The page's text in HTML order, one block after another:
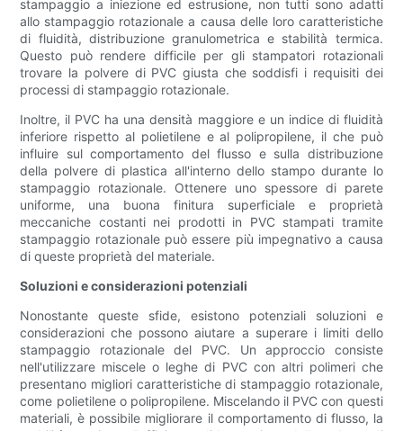
stampaggio a iniezione ed estrusione, non tutti sono adatti
allo stampaggio rotazionale a causa delle loro caratteristiche
di fluidità, distribuzione granulometrica e stabilità termica.
Questo può rendere difficile per gli stampatori rotazionali
trovare la polvere di PVC giusta che soddisfi i requisiti dei
processi di stampaggio rotazionale.
Inoltre, il PVC ha una densità maggiore e un indice di fluidità
inferiore rispetto al polietilene e al polipropilene, il che può
influire sul comportamento del flusso e sulla distribuzione
della polvere di plastica all'interno dello stampo durante lo
stampaggio rotazionale. Ottenere uno spessore di parete
uniforme, una buona finitura superficiale e proprietà
meccaniche costanti nei prodotti in PVC stampati tramite
stampaggio rotazionale può essere più impegnativo a causa
di queste proprietà del materiale.
Soluzioni e considerazioni potenziali
Nonostante queste sfide, esistono potenziali soluzioni e
considerazioni che possono aiutare a superare i limiti dello
stampaggio rotazionale del PVC. Un approccio consiste
nell'utilizzare miscele o leghe di PVC con altri polimeri che
presentano migliori caratteristiche di stampaggio rotazionale,
come polietilene o polipropilene. Miscelando il PVC con questi
materiali, è possibile migliorare il comportamento di flusso, la